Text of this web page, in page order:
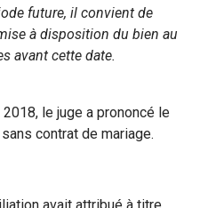
future, il convient de
à disposition du bien au
avant cette date.
le juge a prononcé le
contrat de mariage.